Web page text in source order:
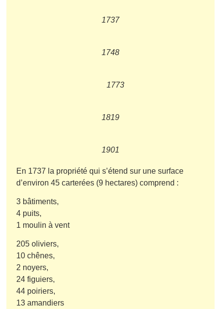
1737
1748
1773
1819
1901
En 1737 la propriété qui s’étend sur une surface
d’environ 45 carterées (9 hectares) comprend :
3 bâtiments,
4 puits,
1 moulin à vent
205 oliviers,
10 chênes,
2 noyers,
24 figuiers,
44 poiriers,
13 amandiers